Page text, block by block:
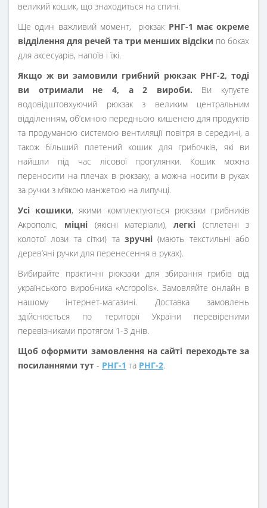
великий кошик, що знаходиться на спині.
Ще один важливий момент, рюкзак РНГ-1 має окреме
відділення для речей та три менших відсіки по боках
для аксесуарів, напоїв і їжі.
Якщо ж ви замовили грибний рюкзак РНГ-2, тоді
ви отримали не 4, а 2 вироби. Ви купуєте
водовідштовхуючий рюкзак з великим центральним
відділенням, об’ємною передньою кишенею для продуктів
та продуманою системою вентиляції повітря в середині, а
також більший плетений кошик для грибочків, які ви
найшли під час лісової прогулянки. Кошик можна
переносити на плечах в рюкзаку, а можна носити в руках
за ручки з м’якою манжетою на липучці.
Усі кошики, якими комплектуються рюкзаки грибників
Акрополіс, міцні (якісні матеріали),легкі (сплетені з
колотої лози та сітки) та зручні(мають текстильні або
дерев’яні ручки для перенесення в руках).
Вибирайте практичні рюкзаки для збирання грибів від
українського виробника «Acropolis». Замовляйте онлайн в
нашому інтернет-магазині. Доставка замовлень
здійснюється по території України перевіреними
перевізниками протягом 1-3 днів.
Щоб оформити замовлення на сайті переходьте за
посиланнями тут - РНГ-1 та РНГ-2.